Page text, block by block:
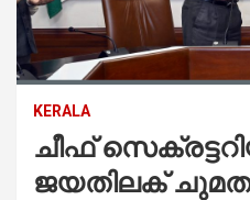
KERALA
ചീഫ്
ജയതിലക്